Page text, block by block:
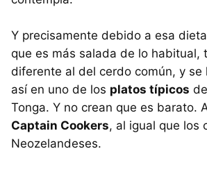
Y precisamente debido a esa
que es más salada de lo habitual,
diferente al del cerdo común, y se
así en uno de los platos típicos
Tonga. Y no crean que es barato.
Captain Cookers, al igual que los
Neozelandeses.